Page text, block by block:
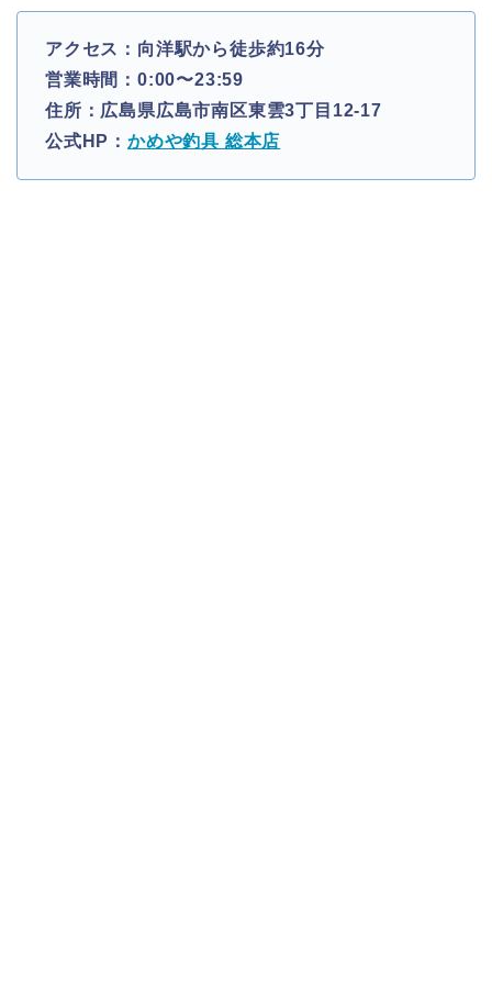
アクセス：向洋駅から徒歩約16分
営業時間：0:00〜23:59
住所：広島県広島市南区東雲3丁目12-17
公式HP： かめや釣具 総本店